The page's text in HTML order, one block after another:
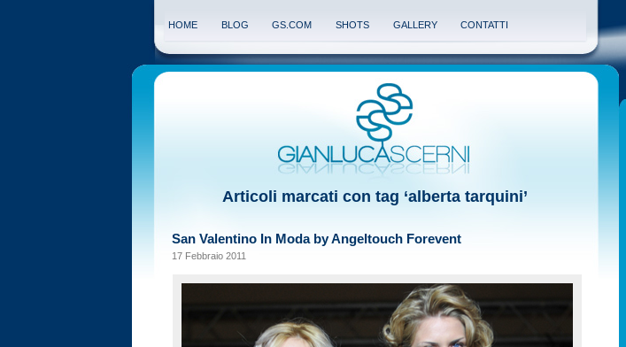
HOME BLOG GS.COM SHOTS GALLERY CONTATTI
Articoli marcati con tag ‘alberta tarquini’
San Valentino In Moda by Angeltouch Forevent
17 Febbraio 2011